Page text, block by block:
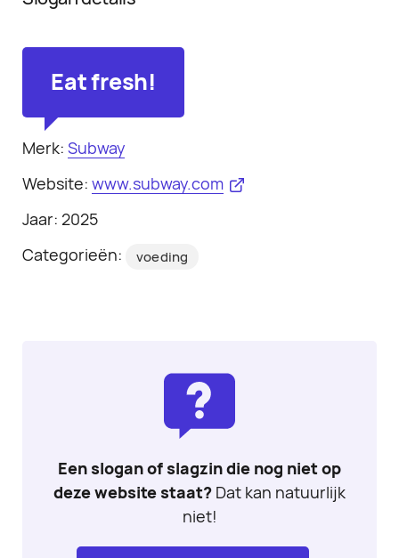
Eat fresh!
Merk: Subway
Website: www.subway.com
Jaar: 2025
Categorieën:
voeding
Een slogan of slagzin die nog niet op
deze website staat? Dat kan natuurlijk
niet!